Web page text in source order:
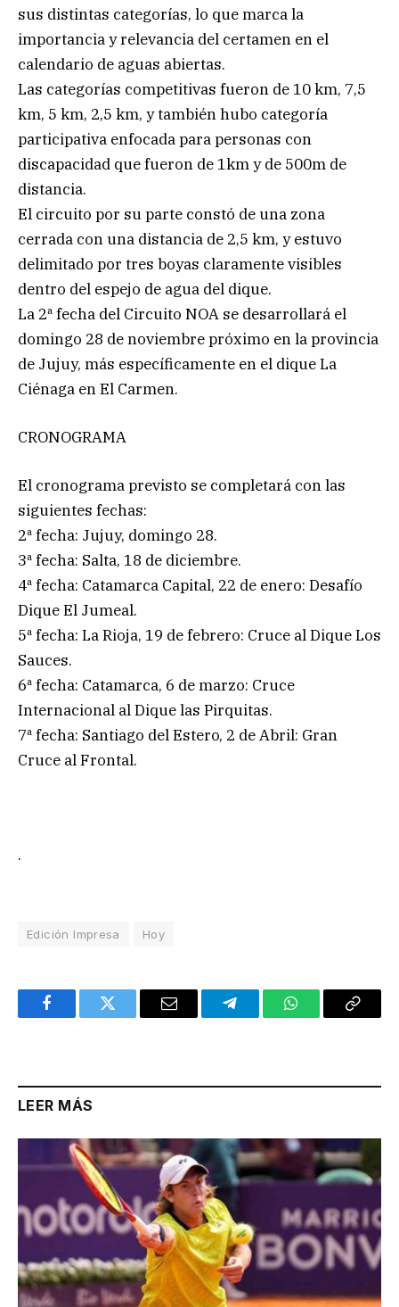
sus distintas categorías, lo que marca la
importancia y relevancia del certamen en el
calendario de aguas abiertas.
Las categorías competitivas fueron de 10 km, 7,5
km, 5 km, 2,5 km, y también hubo categoría
participativa enfocada para personas con
discapacidad que fueron de 1km y de 500m de
distancia.
El circuito por su parte constó de una zona
cerrada con una distancia de 2,5 km, y estuvo
delimitado por tres boyas claramente visibles
dentro del espejo de agua del dique.
La 2ª fecha del Circuito NOA se desarrollará el
domingo 28 de noviembre próximo en la provincia
de Jujuy, más específicamente en el dique La
Ciénaga en El Carmen.
CRONOGRAMA
El cronograma previsto se completará con las
siguientes fechas:
2ª fecha: Jujuy, domingo 28.
3ª fecha: Salta, 18 de diciembre.
4ª fecha: Catamarca Capital, 22 de enero: Desafío
Dique El Jumeal.
5ª fecha: La Rioja, 19 de febrero: Cruce al Dique Los
Sauces.
6ª fecha: Catamarca, 6 de marzo: Cruce
Internacional al Dique las Pirquitas.
7ª fecha: Santiago del Estero, 2 de Abril: Gran
Cruce al Frontal.
.
Edición Impresa Hoy
FacebookTwitter Email TelegramWhatsAppCopy
LEER MÁS